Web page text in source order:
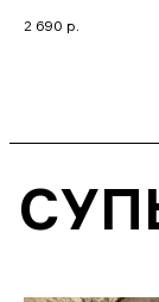
2 690 р.